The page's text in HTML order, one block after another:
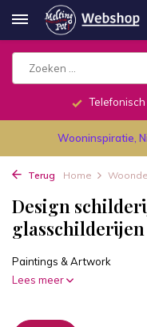
Telefonisch
Wooninspiratie,
Terug Home
Design
Paintings & Artwork
Lees meer